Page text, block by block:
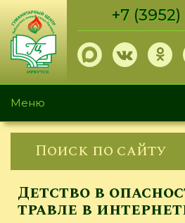
Перейти
основному
содержанию
+7
Меню
Поиск по сайту
Детство в
травле в